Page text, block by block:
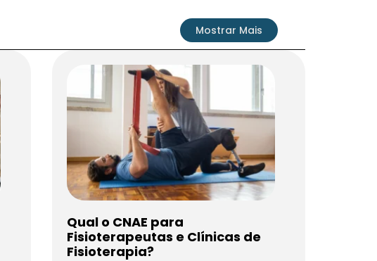
Mostrar Mais
Qual o CNAE para
Fisioterapeutas e Clínicas de
Fisioterapia?